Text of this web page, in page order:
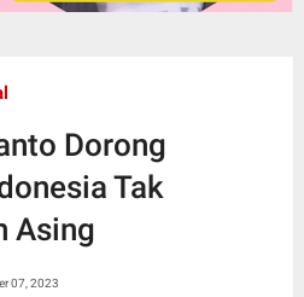
Dorong
Tak
Asing
07, 2023